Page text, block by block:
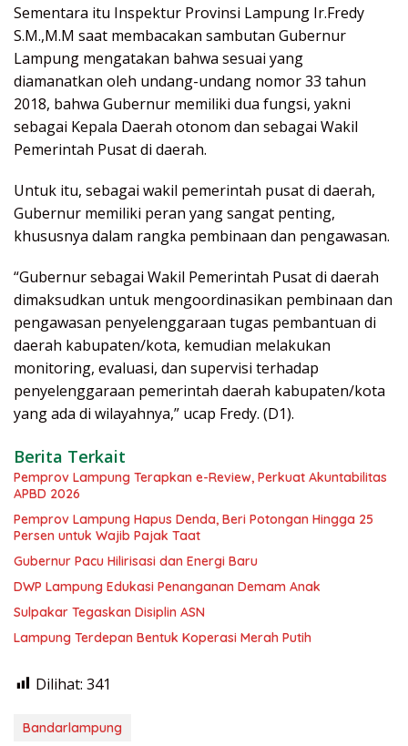
Sementara itu Inspektur Provinsi Lampung Ir.Fredy
S.M.,M.M saat membacakan sambutan Gubernur
Lampung mengatakan bahwa sesuai yang
diamanatkan oleh undang-undang nomor 33 tahun
2018, bahwa Gubernur memiliki dua fungsi, yakni
sebagai Kepala Daerah otonom dan sebagai Wakil
Pemerintah Pusat di daerah.
Untuk itu, sebagai wakil pemerintah pusat di daerah,
Gubernur memiliki peran yang sangat penting,
khususnya dalam rangka pembinaan dan pengawasan.
“Gubernur sebagai Wakil Pemerintah Pusat di daerah
dimaksudkan untuk mengoordinasikan pembinaan dan
pengawasan penyelenggaraan tugas pembantuan di
daerah kabupaten/kota, kemudian melakukan
monitoring, evaluasi, dan supervisi terhadap
penyelenggaraan pemerintah daerah kabupaten/kota
yang ada di wilayahnya,” ucap Fredy. (D1).
Berita Terkait
Pemprov Lampung Terapkan e-Review, Perkuat Akuntabilitas
APBD 2026
Pemprov Lampung Hapus Denda, Beri Potongan Hingga 25
Persen untuk Wajib Pajak Taat
Gubernur Pacu Hilirisasi dan Energi Baru
DWP Lampung Edukasi Penanganan Demam Anak
Sulpakar Tegaskan Disiplin ASN
Lampung Terdepan Bentuk Koperasi Merah Putih
Dilihat: 341
Bandarlampung